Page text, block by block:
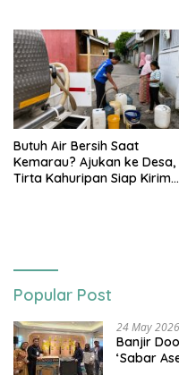
Butuh Air Bersih Saat
Kemarau? Ajukan ke Desa,
Tirta Kahuripan Siap Kirim
Popular Post
24 May 2026
Banjir
‘Sabar